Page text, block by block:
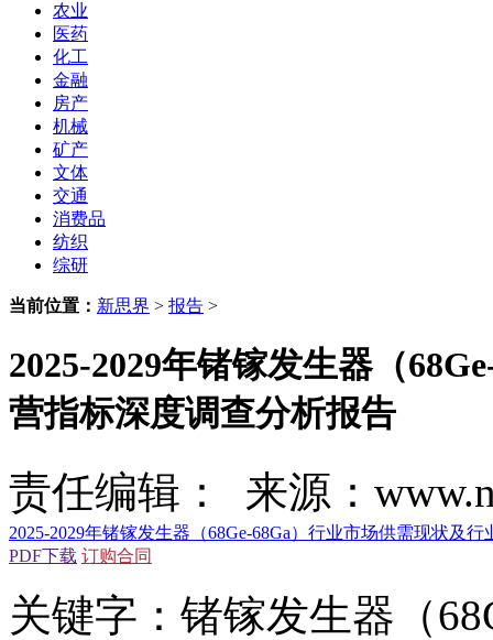
农业
医药
化工
金融
房产
机械
矿产
文体
交通
消费品
纺织
综研
当前位置： 新思界 > 报告 >
2025-2029年锗镓发生器（
营指标深度调查分析报告
责任编辑： 来源：
2025-2029年锗镓发生器（68Ge-68Ga）行业市场供需现状及
PDF下载 订购合同
关键字：锗镓发生器（